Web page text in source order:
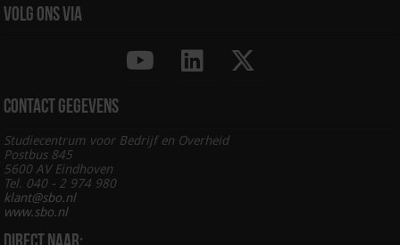
Volg ons via
Contact gegevens
Studiecentrum voor Bedrijf en Overheid
Postbus 845
5600 AV Eindhoven
Tel. 040 - 2 974 980
klant@sbo.nl
www.sbo.nl